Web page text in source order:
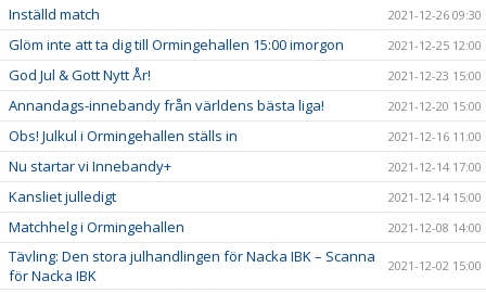
Inställd match 2021-12-26 09:30
Glöm inte att ta dig till Ormingehallen 15:00 imorgon 2021-12-25 12:00
God Jul & Gott Nytt År! 2021-12-23 15:00
Annandags-innebandy från världens bästa liga! 2021-12-20 15:00
Obs! Julkul i Ormingehallen ställs in 2021-12-16 11:00
Nu startar vi Innebandy+ 2021-12-14 17:00
Kansliet julledigt 2021-12-14 15:00
Matchhelg i Ormingehallen 2021-12-08 14:00
Tävling: Den stora julhandlingen för Nacka IBK – Scanna
för Nacka IBK
2021-12-02 15:00